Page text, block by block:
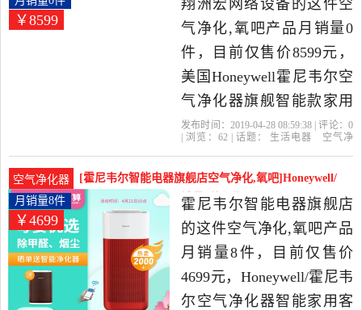
氧吧，由江苏 南京发货。
￥8599
翔洲宏网络设备的这件空
气净化,氧吧产品月销量0
件，目前仅售价8599元，
美国Honeywell霍尼韦尔空
气净化器旗舰智能款家用
除雾霾除甲醛是2019年翔
器当中性价比很高的空气
净化,氧吧，由广东 深圳发
货。
发布时间：2019-04-28 08:59:38 | 评论： 0
| 浏览： 62| 话题： 生活电器
空气净
空气净化器
[霍尼韦尔智能电器旗舰店空气净化,氧吧]Honeywell/
霍尼韦尔空气净化月销量8件仅售4699元
￥4699
月销量8件
霍尼韦尔智能电器旗舰店
的这件空气净化,氧吧产品
月销量8件，目前仅售价
4699元，Honeywell/霍尼韦
尔空气净化器智能家用客